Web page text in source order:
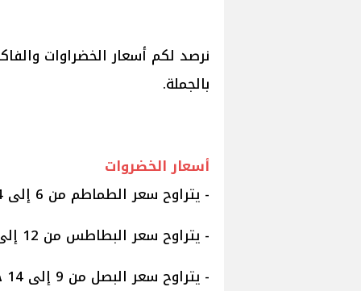
نرصد لكم أسعار الخضراوات
بالجملة.
أسعار الخضروات
- يتراوح سعر الطماطم من 6 إلى 14 جنيها
- يتراوح سعر البطاطس من 12 إلى 20 جنيها
- يتراوح سعر البصل من 9 إلى 14 جنيها